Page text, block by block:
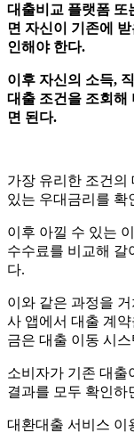
대출비교 플랫폼 또
면 자신이 기존에
인해야 한다.
이후 자신의 소득,
대출 조건을 조회해
면 된다.
가장 유리한 조건의
있는 우대금리를 확
이후 아낄 수 있는
수수료를 비교해 갈
다.
이와 같은 과정을
사 앱에서 대출 계
금은 대출 이동 시
소비자가 기존 대출
결과를 모두 확인하
대환대출 서비스 이